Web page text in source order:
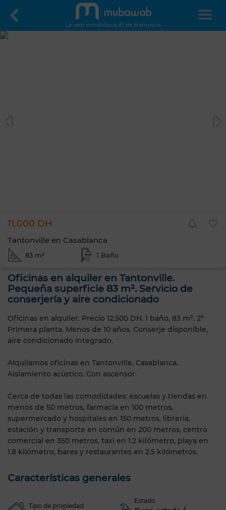
La web inmobiliaria #1 de Marruecos
11.000 DH
Tantonville en Casablanca
83 m² 1 Baño
Oficinas en alquiler en Tantonville.
Pequeña superficie 83 m². Servicio de
conserjería y aire condicionado
Oficinas en alquiler. Precio 12.500 DH. 1 baño, 83 m². 2º
Primera planta. Menos de 10 años. Conserje disponible,
aire condicionado integrado.
Alquilamos oficinas en Tantonville, Casablanca.
Aislamiento acústico. Con ascensor.
Cerca de todas las comodidades: escuelas y tiendas en
menos de 50 metros, farmacía en 100 metros,
supermercado y hospitales en 150 metros, librería,
estación y transporte en común en 200 metros, centro
comercial en 350 metros, taxi en 1.2 kilómetro, playa en
1.8 kilómetro, bares y restaurantes en 2.5 kilómetros.
Características generales
Tipo de propiedad
Estado